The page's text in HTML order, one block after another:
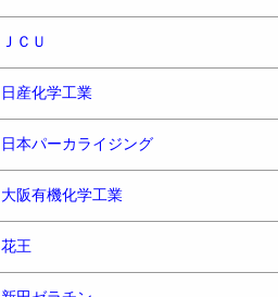
ＪＣＵ
日産化学工業
日本パーカライジング
大阪有機化学工業
花王